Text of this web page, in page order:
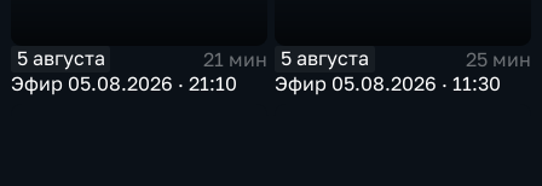
5 августа
21 мин
Эфир 05.08.2026 · 21:10
5 августа
25 мин
Эфир 05.08.2026 · 11:30